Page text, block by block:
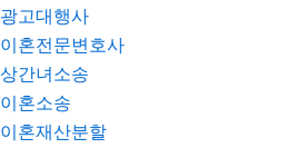
광고대행사
이혼전문변호사
상간녀소송
이혼소송
이혼재산분할